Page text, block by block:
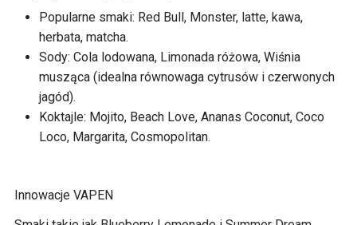
Popularne smaki: Red Bull, Monster, latte, kawa,
herbata, matcha.
Sody: Cola lodowana, Limonada różowa, Wiśnia
musząca (idealna równowaga cytrusów i czerwonych
jagód).
Koktajle: Mojito, Beach Love, Ananas Coconut, Coco
Loco, Margarita, Cosmopolitan.
Innowacje VAPEN